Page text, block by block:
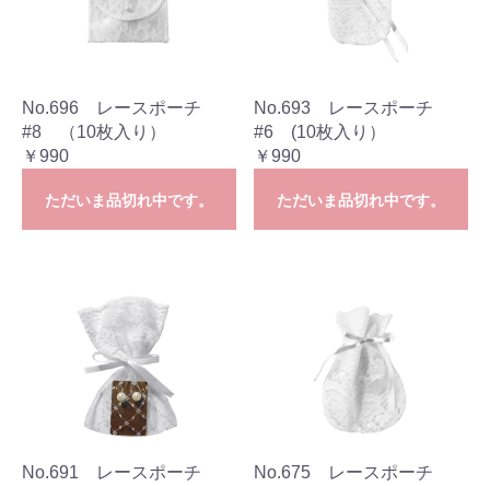
No.696 レースポーチ
#8 （10枚入り）
￥990
ただいま品切れ中です。
No.693 レースポーチ
#6 (10枚入り）
￥990
ただいま品切れ中です。
No.691 レースポーチ
No.675 レースポーチ